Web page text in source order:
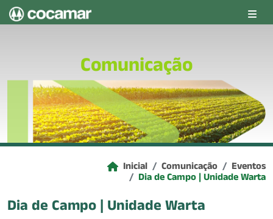
Comunicação
Inicial Comunicação Eventos
Dia de Campo | Unidade Warta
Dia de Campo | Unidade Warta